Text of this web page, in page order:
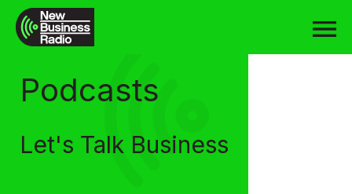
Podcasts
Let's Talk Business